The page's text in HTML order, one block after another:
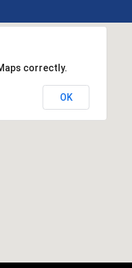
correctly.
OK